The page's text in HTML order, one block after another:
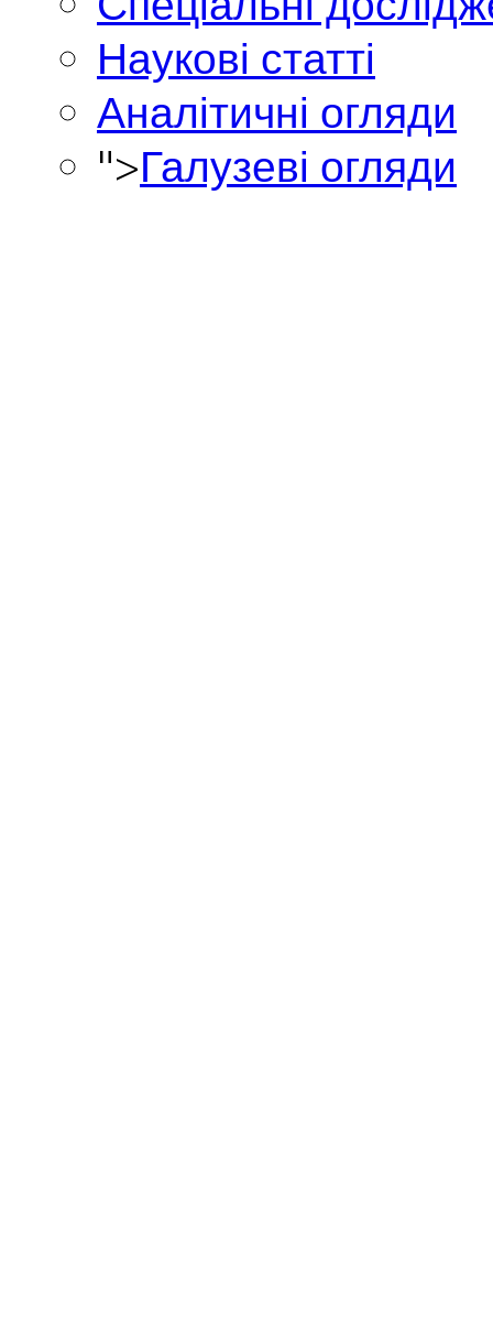
Наукові статті
Аналітичні огляди
">Галузеві огляди